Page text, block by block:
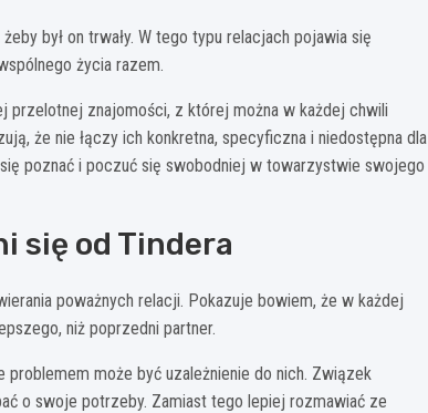
był on trwały. W tego typu relacjach pojawia się
życia razem.
znajomości, z której można w każdej chwili
że nie łączy ich konkretna, specyficzna i niedostępna dla
poznać i poczuć się swobodniej w towarzystwie swojego
się od Tindera
poważnych relacji. Pokazuje bowiem, że w każdej
niż poprzedni partner.
może być uzależnienie do nich. Związek
o swoje potrzeby. Zamiast tego lepiej rozmawiać ze